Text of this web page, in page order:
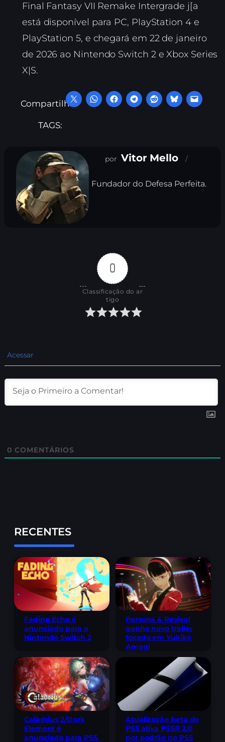
Final Fantasy VII Remake Intergrade j[a
está disponível para PC, PlayStation 4 e
PlayStation 5, e chegará em 22 de janeiro
de 2026 ao Nintendo Switch 2 e Xbox Series
X|S.
Compartilhe:
TAGS:
Vitor Mello
Fundador do Defesa Perfeita.
0
Classificação do ar
tigo
Acessar
0 COMENTÁRIOS
RECENTES
Fading Echo é
anunciado para o
Nintendo Switch 2
Persona 4 Revival
ganha novo trailer
focado em Yukiko
Amagi
Caladrius 2/Dark
Element é
anunciado para PS5,
Atualização beta do
PS5 ativa PSSR 2.0
por padrão no PS5